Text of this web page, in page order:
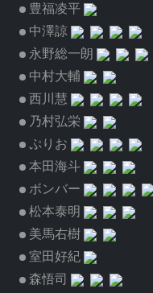
豊福凌平
中澤諒
永野総一朗
中村大輔
西川慧
乃村弘栄
ぷりお
本田海斗
ボンバー
松本泰明
美馬右樹
室田好紀
森悟司